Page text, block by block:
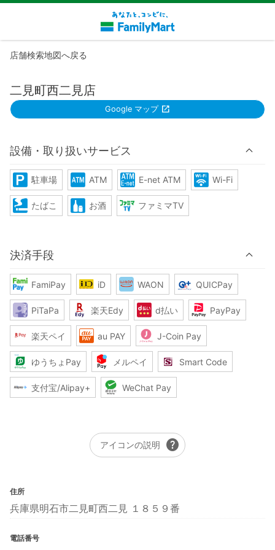
店舗検索地図へ戻る
二見町西二見店
Google マップ
設備・取り扱いサービス
駐車場 ATM E-net ATM Wi-Fi
たばこ お酒 ファミマTV
決済手段
FamiPay iD WAON QUICPay
PiTaPa 楽天Edy d払い PayPay
楽天ペイ au PAY J-Coin Pay
ゆうちょPay メルペイ Smart Code
支付宝/Alipay+ WeChat Pay
アイコンの説明 help
住所
兵庫県明石市二見町西二見 １８５９番
電話番号